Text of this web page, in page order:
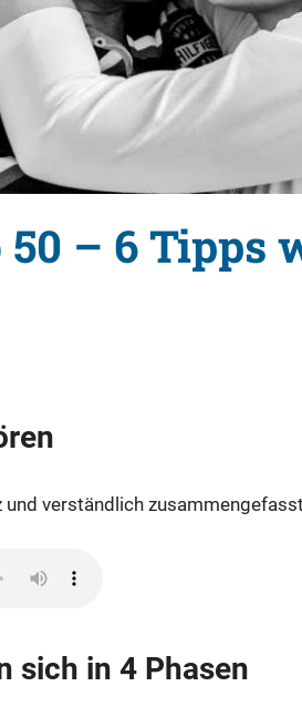
– 6 Tipps
verständlich
sich in 4 Phasen